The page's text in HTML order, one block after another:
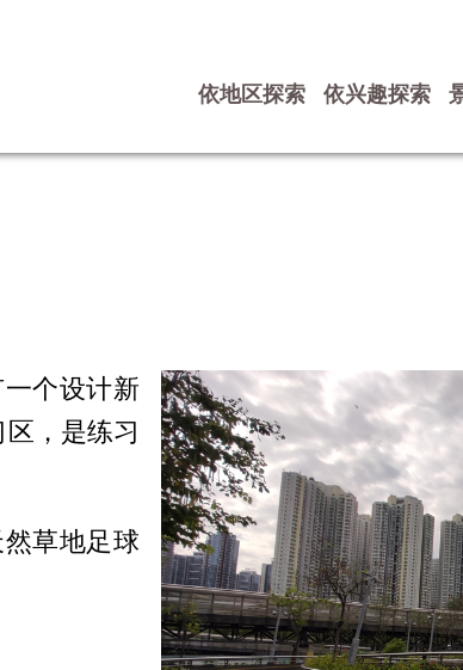
依地区探索 依兴趣探索
个设计新
，是练习
草地足球